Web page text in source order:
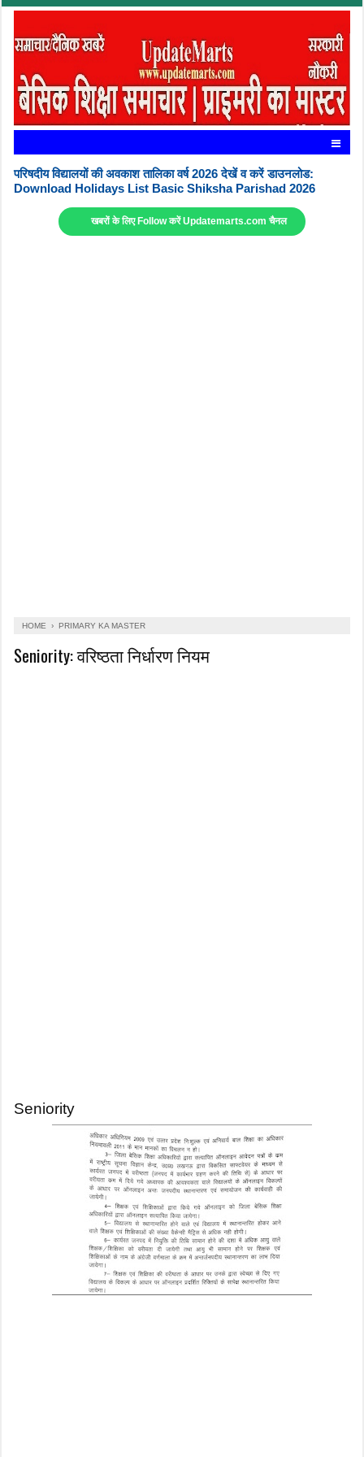
परिषदीय विद्यालयों की अवकाश तालिका वर्ष 2026 देखें व करें डाउनलोड:
Download Holidays List Basic Shiksha Parishad 2026
खबरों के लिए Follow करें Updatemarts.com चैनल
HOME › PRIMARY KA MASTER
Seniority: वरिष्ठता निर्धारण नियम
Seniority